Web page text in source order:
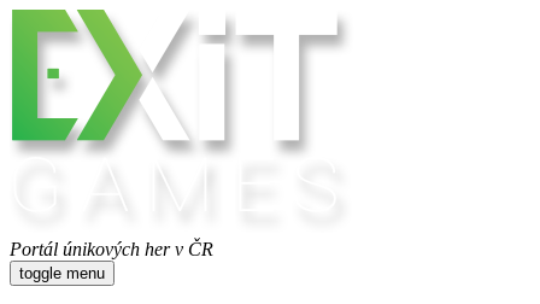
Portál únikových her v ČR
toggle menu